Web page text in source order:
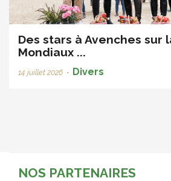
Des stars à Avenches sur
Mondiaux ...
14 juillet 2026 • Divers
NOS PARTENAIRES